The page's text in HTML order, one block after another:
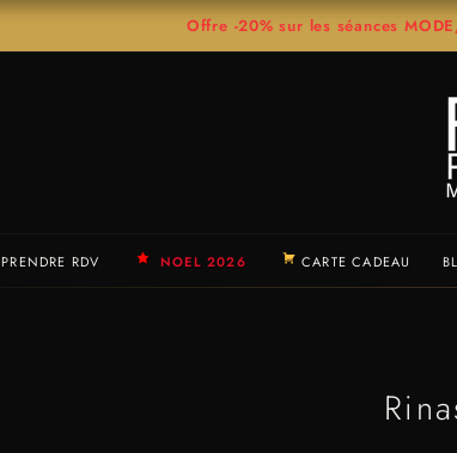
Offre -20% sur les séances
PRENDRE RDV NOEL 2026 CARTE CADEAU